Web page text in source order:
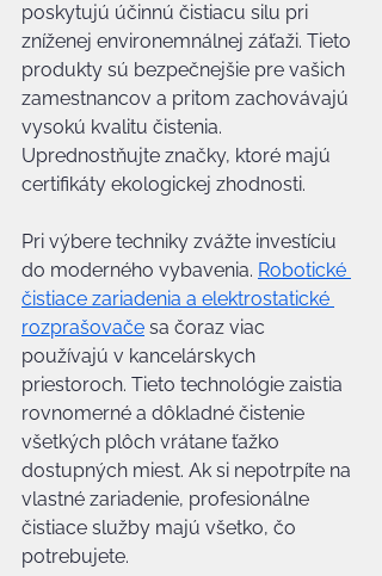
poskytujú účinnú čistiacu silu pri
zníženej environemnálnej záťaži. Tieto
produkty sú bezpečnejšie pre vašich
zamestnancov a pritom zachovávajú
vysokú kvalitu čistenia.
Uprednostňujte značky, ktoré majú
certifikáty ekologickej zhodnosti.
Pri výbere techniky zvážte investíciu
do moderného vybavenia. Robotické
čistiace zariadenia a elektrostatické
rozprašovače sa čoraz viac
používajú v kancelárskych
priestoroch. Tieto technológie zaistia
rovnomerné a dôkladné čistenie
všetkých plôch vrátane ťažko
dostupných miest. Ak si nepotrpíte na
vlastné zariadenie, profesionálne
čistiace služby majú všetko, čo
potrebujete.